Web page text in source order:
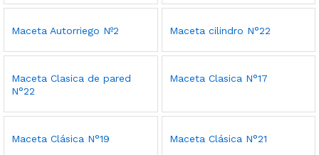
Maceta Autorriego Nº2 Maceta cilindro N°22
Maceta Clasica de pared
N°22
Maceta Clasica N°17
Maceta Clásica N°19 Maceta Clásica N°21